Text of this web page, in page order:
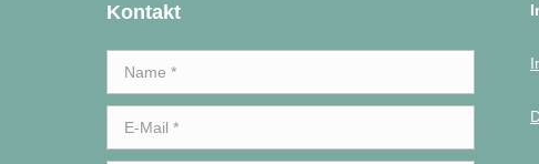
Kontakt
Name *
E-Mail *